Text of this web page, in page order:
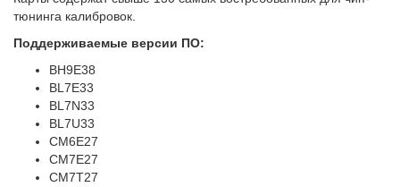
тюнинга калибровок.
Поддерживаемые версии ПО:
BH9E38
BL7E33
BL7N33
BL7U33
CM6E27
CM7E27
CM7T27